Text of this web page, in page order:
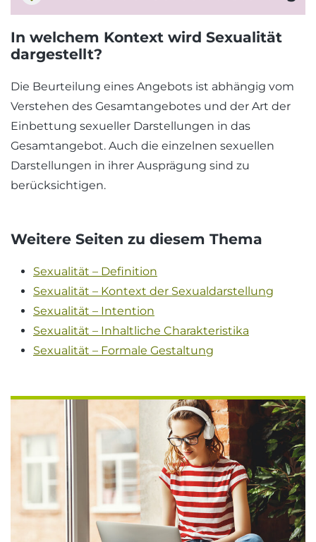
In welchem Kontext wird Sexualität
dargestellt?
Die Beurteilung eines Angebots ist abhängig vom
Verstehen des Gesamtangebotes und der Art der
Einbettung sexueller Darstellungen in das
Gesamtangebot. Auch die einzelnen sexuellen
Darstellungen in ihrer Ausprägung sind zu
berücksichtigen.
Weitere Seiten zu diesem Thema
Sexualität – Definition
Sexualität – Kontext der Sexualdarstellung
Sexualität – Intention
Sexualität – Inhaltliche Charakteristika
Sexualität – Formale Gestaltung